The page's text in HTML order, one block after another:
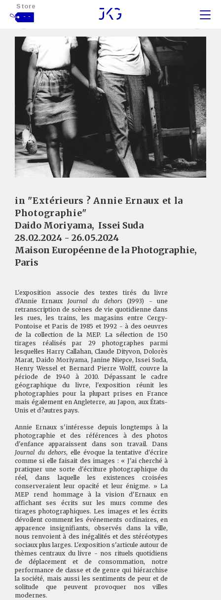
Store
- -
in "Extérieurs ? Annie Ernaux et la
Photographie"
Daido Moriyama, Issei Suda
28.02.2024 - 26.05.2024
Maison Européenne de la Photographie,
Paris
L'exposition associe des textes tirés du livre
d'Annie Ernaux Journal du dehors(1993) - une
retranscription de scènes de vie quotidienne dans
les rues, les trains, les magasins entre Cergy-
Pontoise et Paris de 1985 et 1992 - à des oeuvres
de la collection de la MEP. La sélection de 150
tirages réalisés par 29 photographes parmi
lesquel·les Harry Callahan, Claude Dityvon, Dolorès
Marat, Daido Moriyama, Janine Niepce, Issei Suda,
Henry Wessel et Bernard Pierre Wolff, couvre la
période de 1940 à 2010. Dépassant le cadre
géographique du livre, l'exposition réunit les
photographies pour la plupart prises en France
mais également en Angleterre, au Japon, aux États-
Unis et d?autres pays.
Annie Ernaux s'intéresse depuis longtemps à la
photographie et des références à des photos
d'enfance apparaissent dans son travail. Dans
Journal du dehors, elle évoque la tentative d'écrire
comme si elle faisait des images : « J'ai cherché à
pratiquer une sorte d'écriture photographique du
réel, dans laquelle les existences croisées
conserveraient leur opacité et leur énigme. » La
MEP rend hommage à la vision d'Ernaux en
affichant ses écrits sur les murs comme des
tirages photographiques. Les images et les écrits
dévoilent comment les événements ordinaires, en
apparence insignifiants, observés dans la ville,
nous renvoient à des inégalités et des stéréotypes
sociaux plus larges. L'exposition s'articule autour de
thèmes centraux du livre - nos rituels quotidiens
de déplacement et de consommation, notre
performance de classe et de genre qui hiérarchise
la société, mais aussi les sentiments de peur et de
solitude que peuvent provoquer nos villes
modernes.